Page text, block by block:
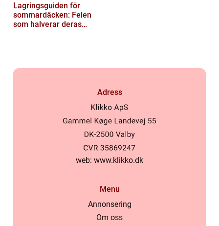
Lagringsguiden för
sommardäcken: Felen
som halverar deras
Adress
web: www.klikko.dk
Menu
Annonsering
Om oss